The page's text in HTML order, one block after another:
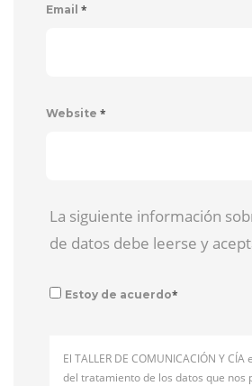
Email *
Website *
La siguiente información
de datos debe leerse y
Estoy de acuerdo*
El TALLER DE COMUNICACIÓN Y
del tratamiento de los datos que nos